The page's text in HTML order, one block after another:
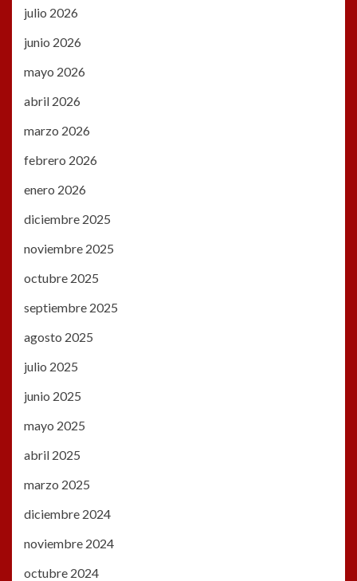
julio 2026
junio 2026
mayo 2026
abril 2026
marzo 2026
febrero 2026
enero 2026
diciembre 2025
noviembre 2025
octubre 2025
septiembre 2025
agosto 2025
julio 2025
junio 2025
mayo 2025
abril 2025
marzo 2025
diciembre 2024
noviembre 2024
octubre 2024